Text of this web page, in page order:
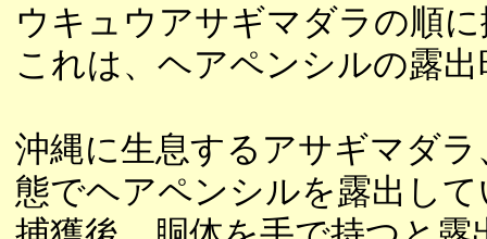
ウキュウアサギマダラの順
これは、ヘアペンシルの露
沖縄に生息するアサギマダ
態でヘアペンシルを露出し